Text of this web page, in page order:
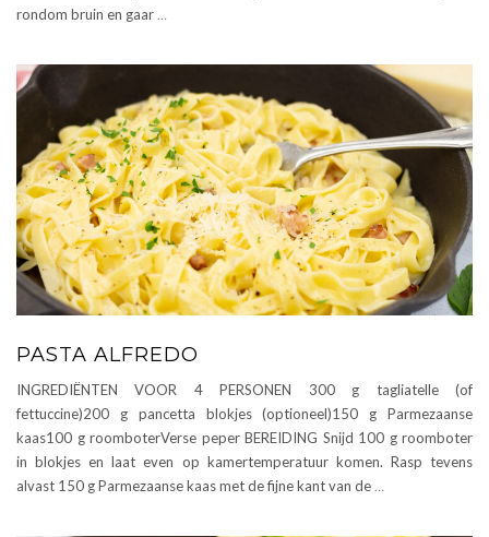
rondom bruin en gaar …
PASTA ALFREDO
INGREDIËNTEN VOOR 4 PERSONEN 300 g tagliatelle (of
fettuccine)200 g pancetta blokjes (optioneel)150 g Parmezaanse
kaas100 g roomboterVerse peper BEREIDING Snijd 100 g roomboter
in blokjes en laat even op kamertemperatuur komen. Rasp tevens
alvast 150 g Parmezaanse kaas met de fijne kant van de …